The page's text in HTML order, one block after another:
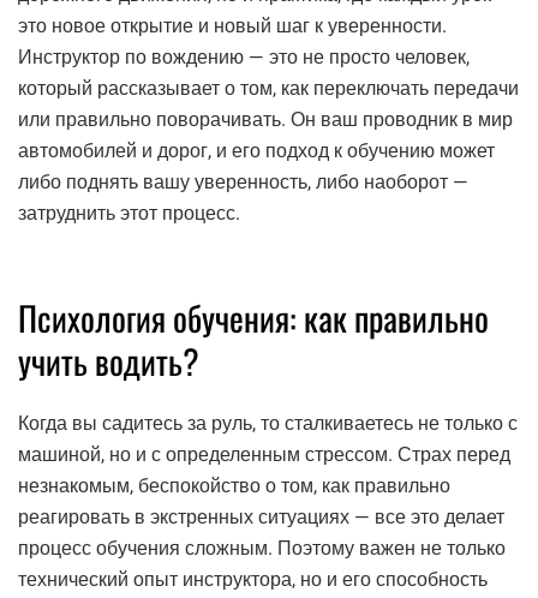
это новое открытие и новый шаг к уверенности.
Инструктор по вождению — это не просто человек,
который рассказывает о том, как переключать передачи
или правильно поворачивать. Он ваш проводник в мир
автомобилей и дорог, и его подход к обучению может
либо поднять вашу уверенность, либо наоборот —
затруднить этот процесс.
Психология обучения: как правильно
учить водить?
Когда вы садитесь за руль, то сталкиваетесь не только с
машиной, но и с определенным стрессом. Страх перед
незнакомым, беспокойство о том, как правильно
реагировать в экстренных ситуациях — все это делает
процесс обучения сложным. Поэтому важен не только
технический опыт инструктора, но и его способность